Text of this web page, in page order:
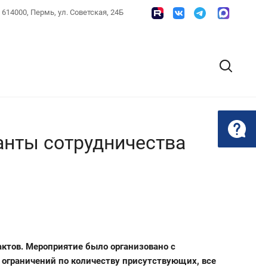
614000, Пермь, ул. Советская, 24Б
сотрудничества
Мероприятие было организовано с
по количеству присутствующих, все